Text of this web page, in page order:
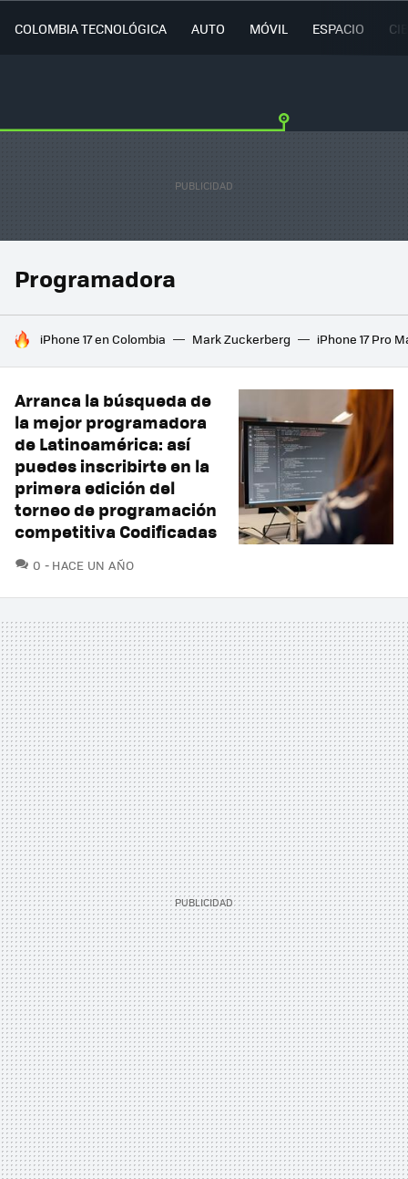
COLOMBIA TECNOLÓGICA AUTO MÓVIL ESPACIO
Programadora
HOY SE HABLA DE
iPhone 17 en Colombia Mark Zuckerberg iPhone 17 Pro
Arranca la búsqueda de
la mejor programadora
de Latinoamérica: así
puedes inscribirte en la
primera edición del
torneo de programación
competitiva Codificadas
0 COMENTARIOS
HACE UN AÑO